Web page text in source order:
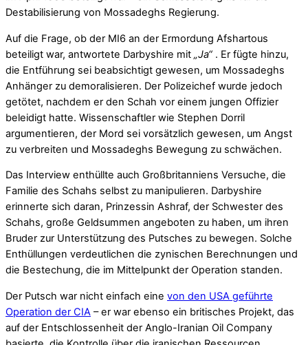
Destabilisierung von Mossadeghs Regierung.
Auf die Frage, ob der MI6 an der Ermordung Afshartous
beteiligt war, antwortete Darbyshire mit „Ja“. Er fügte hinzu,
die Entführung sei beabsichtigt gewesen, um Mossadeghs
Anhänger zu demoralisieren. Der Polizeichef wurde jedoch
getötet, nachdem er den Schah vor einem jungen Offizier
beleidigt hatte. Wissenschaftler wie Stephen Dorril
argumentieren, der Mord sei vorsätzlich gewesen, um Angst
zu verbreiten und Mossadeghs Bewegung zu schwächen.
Das Interview enthüllte auch Großbritanniens Versuche, die
Familie des Schahs selbst zu manipulieren. Darbyshire
erinnerte sich daran, Prinzessin Ashraf, der Schwester des
Schahs, große Geldsummen angeboten zu haben, um ihren
Bruder zur Unterstützung des Putsches zu bewegen. Solche
Enthüllungen verdeutlichen die zynischen Berechnungen und
die Bestechung, die im Mittelpunkt der Operation standen.
Der Putsch war nicht einfach eine von den USA geführte
Operation der CIA – er war ebenso ein britisches Projekt, das
auf der Entschlossenheit der Anglo-Iranian Oil Company